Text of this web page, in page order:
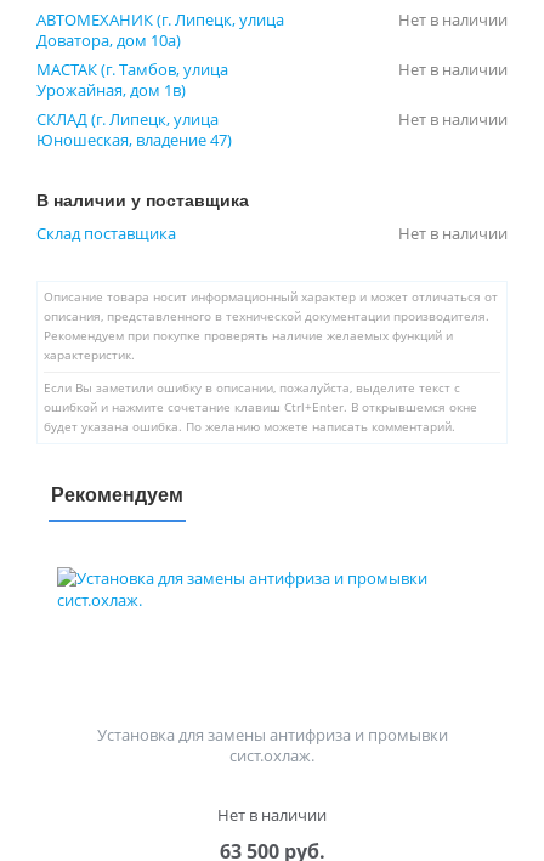
АВТОМЕХАНИК (г. Липецк, улица
Доватора, дом 10а)
Нет в наличии
МАСТАК (г. Тамбов, улица
Урожайная, дом 1в)
Нет в наличии
СКЛАД (г. Липецк, улица
Юношеская, владение 47)
Нет в наличии
В наличии у поставщика
Склад поставщика Нет в наличии
Описание товара носит информационный характер и может отличаться от
описания, представленного в технической документации производителя.
Рекомендуем при покупке проверять наличие желаемых функций и
характеристик.
Если Вы заметили ошибку в описании, пожалуйста, выделите текст с
ошибкой и нажмите сочетание клавиш Ctrl+Enter. В открывшемся окне
будет указана ошибка. По желанию можете написать комментарий.
Рекомендуем
Установка для замены антифриза и промывки
сист.охлаж.
Нет в наличии
63 500 руб.